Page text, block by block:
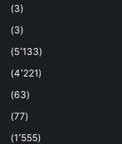
(3)
(3)
(5٬133)
(4٬221)
(63)
(77)
(1٬555)